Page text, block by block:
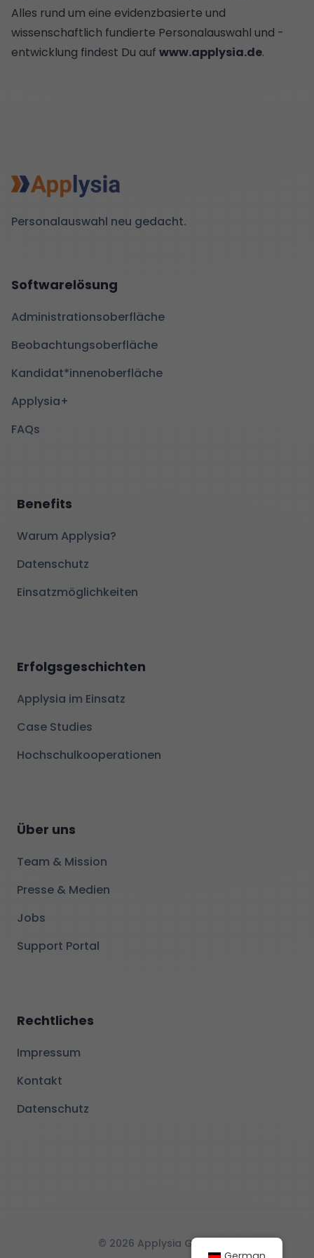
Alles rund um eine evidenzbasierte und
wissenschaftlich fundierte Personalauswahl und -
entwicklung findest Du auf www.applysia.de.
Personalauswahl neu gedacht.
Softwarelösung
Administrationsoberfläche
Beobachtungsoberfläche
Kandidat*innenoberfläche
Applysia+
FAQs
Benefits
Warum Applysia?
Datenschutz
Einsatzmöglichkeiten
Erfolgsgeschichten
Applysia im Einsatz
Case Studies
Hochschulkooperationen
Über uns
Team & Mission
Presse & Medien
Jobs
Support Portal
Rechtliches
Impressum
Kontakt
Datenschutz
© 2026 Applysia GmbH